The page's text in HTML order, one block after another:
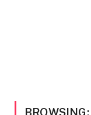
BROWSING: